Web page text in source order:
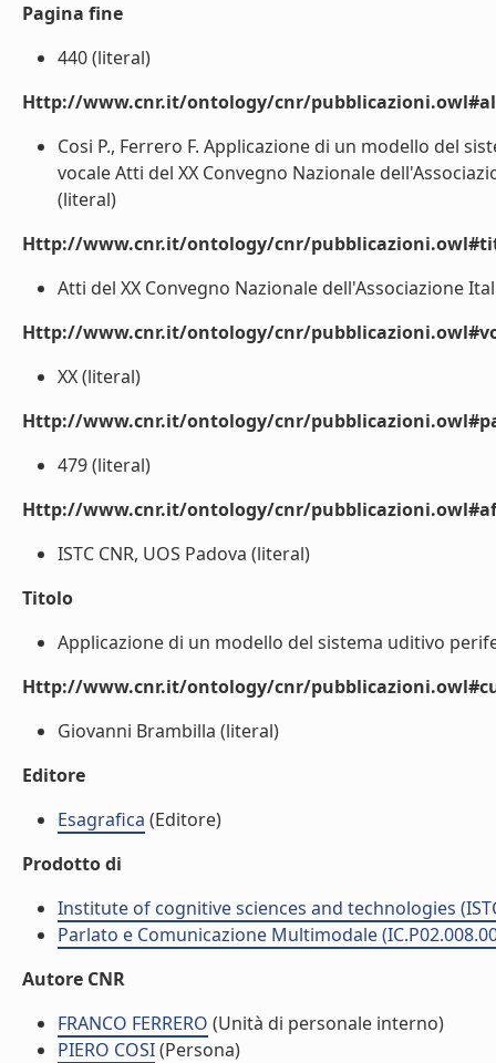
Pagina fine
440 (literal)
Http://www.cnr.it/ontology/cnr/
Cosi P., Ferrero F. Applicazione di un modello del
vocale Atti del XX Convegno Nazionale
(literal)
Http://www.cnr.it/ontology/cnr/
Atti del XX Convegno Nazionale dell'Associazione
Http://www.cnr.it/ontology/cnr/
XX (literal)
Http://www.cnr.it/ontology/cnr/
479 (literal)
Http://www.cnr.it/ontology/cnr/
ISTC CNR, UOS Padova (literal)
Titolo
Applicazione di un modello del sistema uditivo
Http://www.cnr.it/ontology/cnr/
Giovanni Brambilla (literal)
Editore
Esagrafica (Editore)
Prodotto di
Institute of cognitive sciences and technologies
Parlato e Comunicazione Multimodale
Autore CNR
FRANCO FERRERO (Unità di personale interno)
PIERO COSI(Persona)